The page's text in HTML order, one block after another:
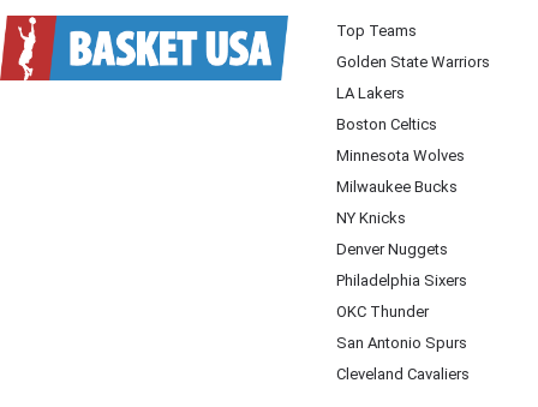
Top Teams
Golden State Warriors
LA Lakers
Boston Celtics
Minnesota Wolves
Milwaukee Bucks
NY Knicks
Denver Nuggets
Philadelphia Sixers
OKC Thunder
San Antonio Spurs
Cleveland Cavaliers